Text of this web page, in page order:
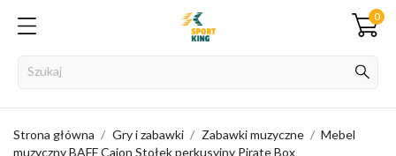
0
Strona główna Gry i zabawki Zabawki muzyczne
Mebel
muzyczny BAFF Cajon Stołek perkusyjny Pirate Box